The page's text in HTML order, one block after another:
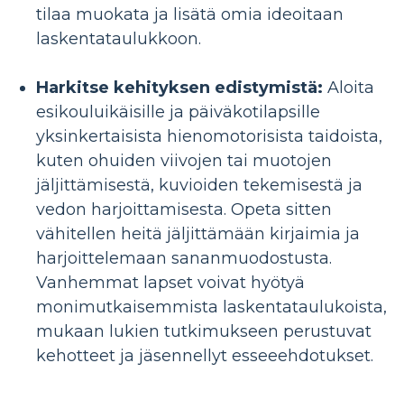
tilaa muokata ja lisätä omia ideoitaan
laskentataulukkoon.
Harkitse kehityksen edistymistä: Aloita
esikouluikäisille ja päiväkotilapsille
yksinkertaisista hienomotorisista taidoista,
kuten ohuiden viivojen tai muotojen
jäljittämisestä, kuvioiden tekemisestä ja
vedon harjoittamisesta. Opeta sitten
vähitellen heitä jäljittämään kirjaimia ja
harjoittelemaan sananmuodostusta.
Vanhemmat lapset voivat hyötyä
monimutkaisemmista laskentataulukoista,
mukaan lukien tutkimukseen perustuvat
kehotteet ja jäsennellyt esseeehdotukset.